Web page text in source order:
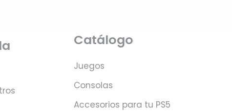
Catálogo
Juegos
Consolas
Accesorios para tu PS5